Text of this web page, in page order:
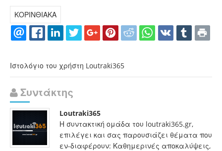
ΚΟΡΙΝΘΙΑΚΑ
Ιστολόγιο του χρήστη Loutraki365
Συντάκτης
Loutraki365
Η συντακτική ομάδα του loutraki365.gr,
επιλέγει και σας παρουσιάζει θέματα που
εν-διαφέρουν: Καθημερινές αποκαλύψεις,